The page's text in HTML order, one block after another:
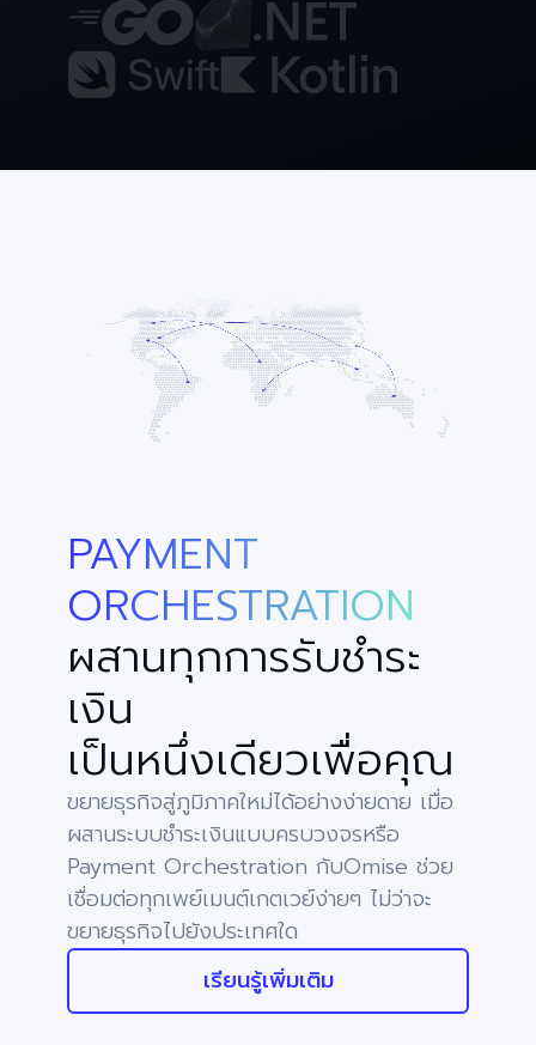
PAYMENT
ORCHESTRATION
ผสานทุกการรับชำระ
เงิน
เป็นหนึ่งเดียวเพื่อคุณ
ขยายธุรกิจสู่ภูมิภาคใหม่ได้อย่างง่ายดาย เมื่อ
ผสานระบบชำระเงินแบบครบวงจรหรือ
Payment Orchestration กับOmise ช่วย
เชื่อมต่อทุกเพย์เมนต์เกตเวย์ง่ายๆ ไม่ว่าจะ
ขยายธุรกิจไปยังประเทศใด
เรียนรู้เพิ่มเติม